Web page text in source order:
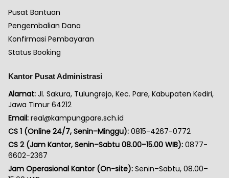
Pusat Bantuan
Pengembalian Dana
Konfirmasi Pembayaran
Status Booking
Kantor Pusat Administrasi
Alamat: Jl. Sakura, Tulungrejo, Kec. Pare, Kabupaten Kediri,
Jawa Timur 64212
Email: real@kampungpare.sch.id
CS 1 (Online 24/7, Senin–Minggu): 0815-4267-0772
CS 2 (Jam Kantor, Senin–Sabtu 08.00–15.00 WIB): 0877-
6602-2367
Jam Operasional Kantor (On-site): Senin–Sabtu, 08.00–